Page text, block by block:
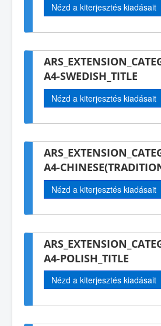
Nézd a kiterjesztés kiadásait
A4-SWEDISH_TITLE
Nézd a kiterjesztés kiadásait
A4-
Nézd a kiterjesztés kiadásait
A4-POLISH_TITLE
Nézd a kiterjesztés kiadásait